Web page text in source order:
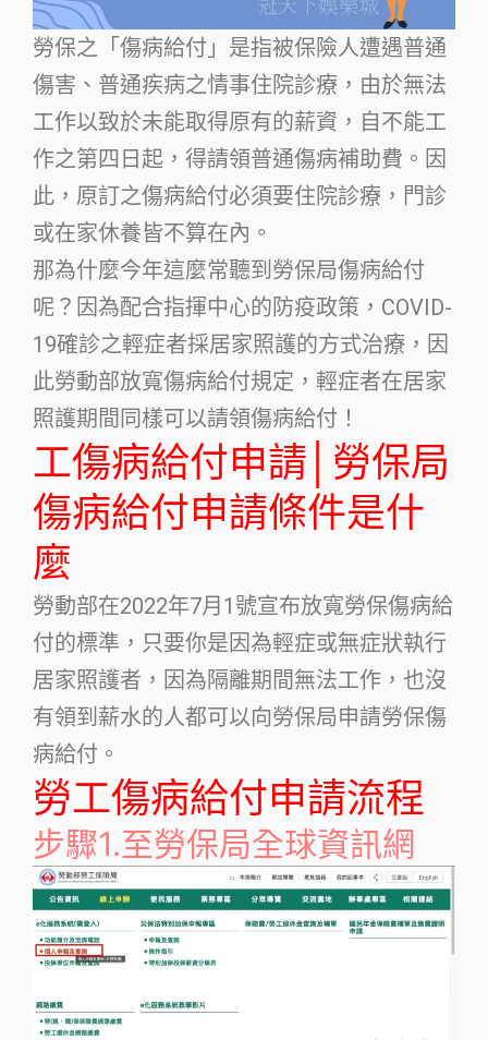
勞保之「傷病給付」是指被保險人遭遇普通
傷害、普通疾病之情事住院診療，由於無法
工作以致於未能取得原有的薪資，自不能工
作之第四日起，得請領普通傷病補助費。因
此，原訂之傷病給付必須要住院診療，門診
或在家休養皆不算在內。
那為什麼今年這麼常聽到勞保局傷病給付
呢？因為配合指揮中心的防疫政策，COVID-
19確診之輕症者採居家照護的方式治療，因
此勞動部放寬傷病給付規定，輕症者在居家
照護期間同樣可以請領傷病給付！
工傷病給付申請│勞保局
傷病給付申請條件是什
麼
勞動部在2022年7月1號宣布放寬勞保傷病給
付的標準，只要你是因為輕症或無症狀執行
居家照護者，因為隔離期間無法工作，也沒
有領到薪水的人都可以向勞保局申請勞保傷
病給付。
勞工傷病給付申請流程
步驟1.至勞保局全球資訊網